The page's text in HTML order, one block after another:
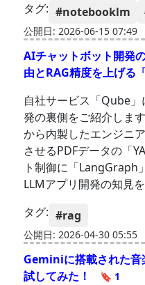
タグ: #notebooklm
公開日: 2026-06-15 07:49
AIチャットボット開発
由とRAG精度を上げる
自社サービス「Qube
発の裏側をご紹介しま
から内製したエンジニ
させるPDFデータの「
ト制御に「LangGraph
LLMアプリ開発の知見
タグ: #rag
公開日: 2026-04-30 05:55
Geminiに搭載された
試してみた！
🔖 1